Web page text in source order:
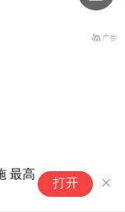
配
打开